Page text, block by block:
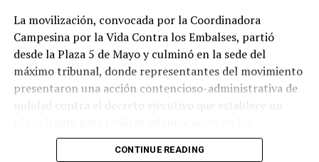
Especialistas consultados atribuyen este desempeño a la
amplia cantidad de incentivos y exoneraciones fiscales
vigentes en el país.
El economista Aristides Hernández sostuvo que Panamá
mantiene una de las cargas tributarias más bajas del
sectores como los puertos, la Zona Libre de Colón,
Panamá Pacífico, el turismo, las empresas
La movilización, convocada por la Coordinadora
Campesina por la Vida Contra los Embalses, partió
desde la Plaza 5 de Mayo y culminó en la sede del
máximo tribunal, donde representantes del movimiento
presentaron una acción contencioso-administrativa de
nulidad contra el decreto ejecutivo que establece un
cementerios que serán afectados por el proyecto.
CONTINUE READING